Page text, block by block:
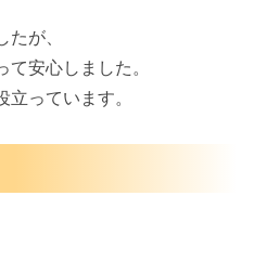
が、
安心しました。
っています。